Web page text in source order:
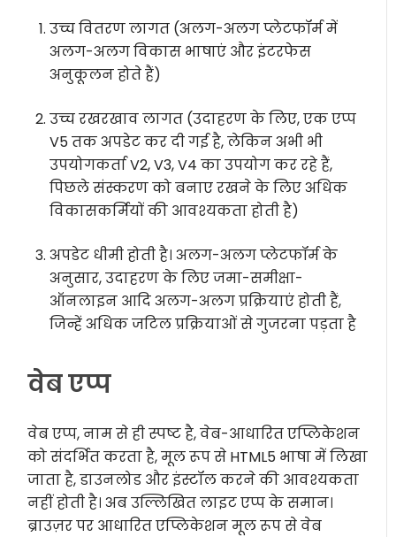
उच्च वितरण लागत (अलग-अलग प्लेटफॉर्म में
अलग-अलग विकास भाषाएं और इंटरफेस
अनुकूलन होते हैं)
उच्च रखरखाव लागत (उदाहरण के लिए, एक एप्प
V5 तक अपडेट कर दी गई है, लेकिन अभी भी
उपयोगकर्ता V2, V3, V4 का उपयोग कर रहे हैं,
पिछले संस्करण को बनाए रखने के लिए अधिक
विकासकर्मियों की आवश्यकता होती है)
अपडेट धीमी होती है। अलग-अलग प्लेटफॉर्म के
अनुसार, उदाहरण के लिए जमा-समीक्षा-
ऑनलाइन आदि अलग-अलग प्रक्रियाएं होती हैं,
जिन्हें अधिक जटिल प्रक्रियाओं से गुजरना पड़ता है
वेब एप्प
वेब एप्प, नाम से ही स्पष्ट है, वेब-आधारित एप्लिकेशन
को संदर्भित करता है, मूल रूप से HTML5 भाषा में लिखा
जाता है, डाउनलोड और इंस्टॉल करने की आवश्यकता
नहीं होती है। अब उल्लिखित लाइट एप्प के समान।
ब्राउज़र पर आधारित एप्लिकेशन मूल रूप से वेब